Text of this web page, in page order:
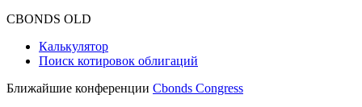
CBONDS OLD
Калькулятор
Поиск котировок облигаций
Ближайшие конференции Cbonds Congress